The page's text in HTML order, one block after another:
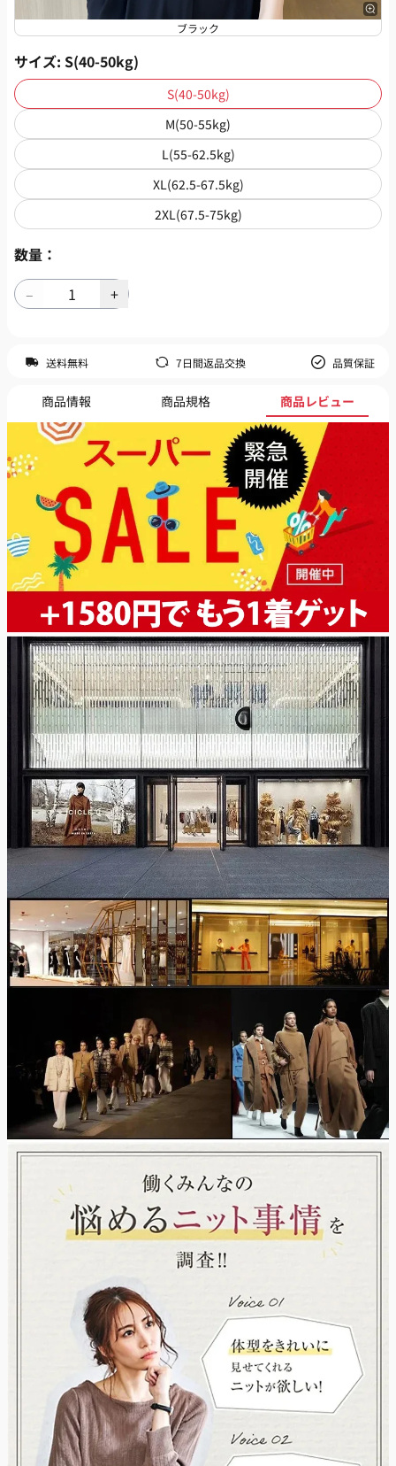
ブラック
サイズ: S(40-50kg)
S(40-50kg)
M(50-55kg)
L(55-62.5kg)
XL(62.5-67.5kg)
2XL(67.5-75kg)
数量：
送料無料 7日間返品交換 品質保証
商品情報 商品規格 商品レビュー